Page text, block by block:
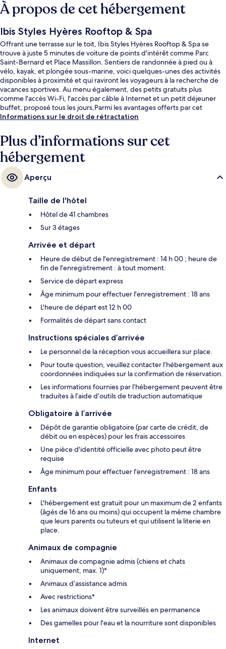
À propos de cet hébergement
Ibis Styles Hyères Rooftop & Spa
Offrant une terrasse sur le toit, Ibis Styles Hyères Rooftop & Spa se
trouve à juste 5 minutes de voiture de points d'intérêt comme Parc
Saint-Bernard et Place Massillon. Sentiers de randonnée à pied ou à
vélo, kayak, et plongée sous-marine, voici quelques-unes des activités
disponibles à proximité et qui raviront les voyageurs à la recherche de
vacances sportives. Au menu également, des petits gratuits plus
comme l'accès Wi-Fi, l'accès par câble à Internet et un petit déjeuner
buffet, proposé tous les jours,Parmi les avantages offerts par cet
hébergement : un bar / salon et une terrasse.
Informations sur le droit de rétractation
Plus d’informations sur cet
hébergement
Aperçu
Taille de l'hôtel
Hôtel de 41 chambres
Sur 3 étages
Arrivée et départ
Heure de début de l'enregistrement : 14 h 00 ; heure de
fin de l'enregistrement : à tout moment.
Service de départ express
Âge minimum pour effectuer l'enregistrement : 18 ans
L'heure de départ est 12 h 00
Formalités de départ sans contact
Instructions spéciales d’arrivée
Le personnel de la réception vous accueillera sur place.
Pour toute question, veuillez contacter l’hébergement aux
coordonnées indiquées sur la confirmation de réservation.
Les informations fournies par l’hébergement peuvent être
traduites à l’aide d’outils de traduction automatique
Obligatoire à l’arrivée
Dépôt de garantie obligatoire (par carte de crédit, de
débit ou en espèces) pour les frais accessoires
Une pièce d'identité officielle avec photo peut être
requise
Âge minimum pour effectuer l'enregistrement : 18 ans
Enfants
L'hébergement est gratuit pour un maximum de 2 enfants
(âgés de 16 ans ou moins) qui occupent la même chambre
que leurs parents ou tuteurs et qui utilisent la literie en
place.
Animaux de compagnie
Animaux de compagnie admis (chiens et chats
uniquement, max. 1)*
Animaux d’assistance admis
Avec restrictions*
Les animaux doivent être surveillés en permanence
Des gamelles pour l'eau et la nourriture sont disponibles
Internet